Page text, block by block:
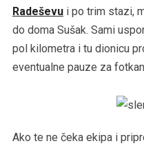
Radeševui po trim stazi,
do doma Sušak. Sami
pol kilometra i tu dionicu
eventualne pauze za
Ako te ne čeka ekipa i